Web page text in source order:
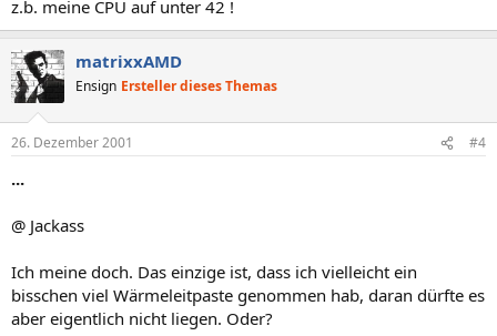
z.b. meine CPU auf unter 42 !
matrixxAMD
Ensign Ersteller dieses Themas
26. Dezember 2001 #4
...
@ Jackass
Ich meine doch. Das einzige ist, dass ich vielleicht ein
bisschen viel Wärmeleitpaste genommen hab, daran dürfte es
aber eigentlich nicht liegen. Oder?